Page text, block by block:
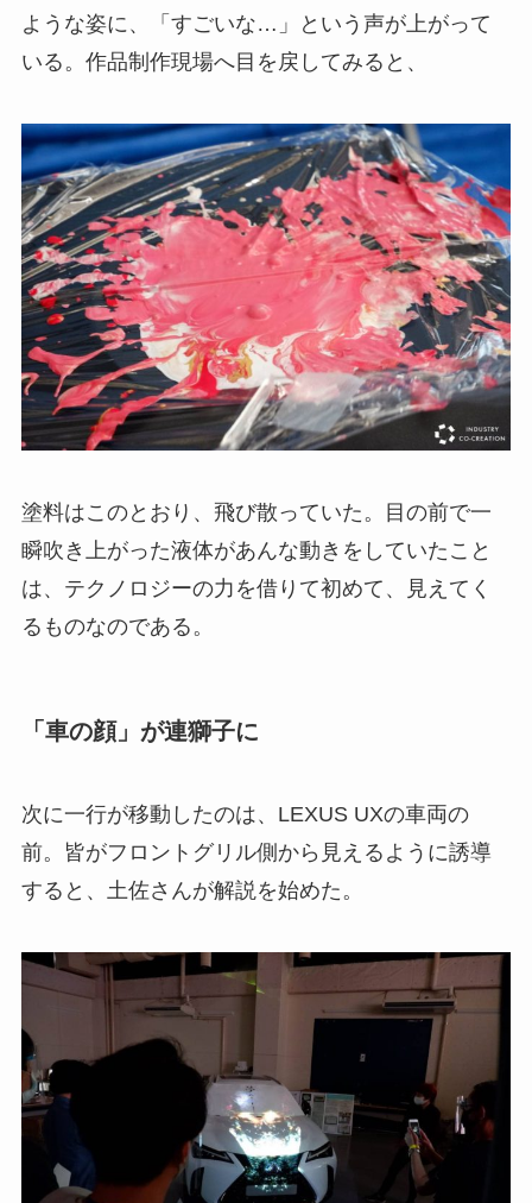
ような姿に、「すごいな…」という声が上がって
いる。作品制作現場へ目を戻してみると、
塗料はこのとおり、飛び散っていた。目の前で一
瞬吹き上がった液体があんな動きをしていたこと
は、テクノロジーの力を借りて初めて、見えてく
るものなのである。
「車の顔」が連獅子に
次に一行が移動したのは、LEXUS UXの車両の
前。皆がフロントグリル側から見えるように誘導
すると、土佐さんが解説を始めた。